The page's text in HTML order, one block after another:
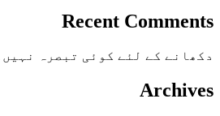
Recent Comments
دکھانے کے لئے کوئی تبصرہ نہیں۔
Archives